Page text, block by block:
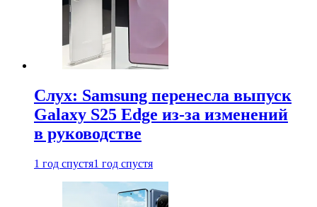
Слух: Samsung перенесла выпуск
Galaxy S25 Edge из-за изменений
в руководстве
1 год спустя1 год спустя